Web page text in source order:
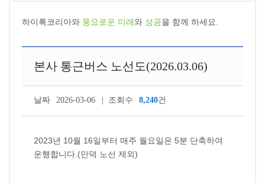
하이록코리아와 풍요로운 미래 와 성공을 함께 하세요.
본사 통근버스 노선도(2026.03.06)
날짜 2026-03-06 조회수 8,240건
2023년 10월 16일부터 매주 월요일은 5분 단축하여
운행합니다.(만덕 노선 제외)